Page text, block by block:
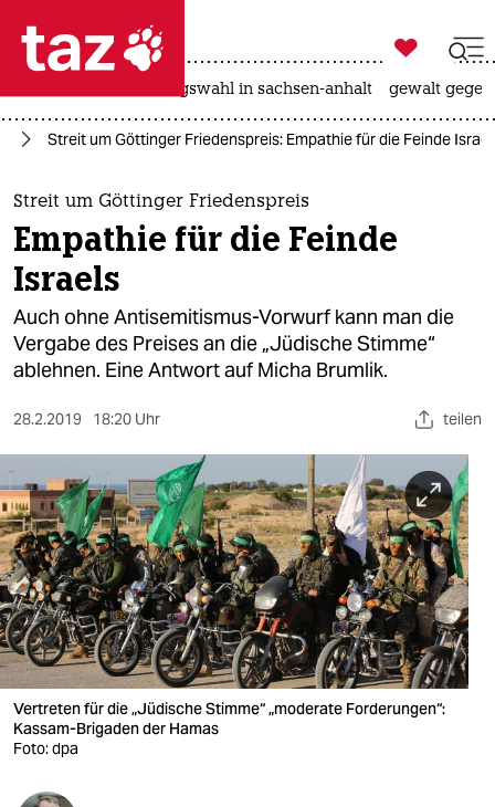
 taz zahl ich
taz zahl ich
themen
politik
öko
gesellschaft
sport
berlin
nord
wahrheit
verlag
verlag
veranstaltungen

taz zahl ich
landtagswahl in sachsen-anhalt gewalt
Streit um Göttinger Friedenspreis: Empathie für die Feinde
Streit um Göttinger Friedenspreis
Empathie für die Feinde
Israels
Auch ohne Antisemitismus-Vorwurf kann man die
Vergabe des Preises an die „Jüdische Stimme“
ablehnen. Eine Antwort auf Micha Brumlik.
28.2.2019 18:20 Uhr teilen
Vertreten für die „Jüdische Stimme“ „moderate Forderungen“:
Kassam-Brigaden der Hamas
Foto: dpa